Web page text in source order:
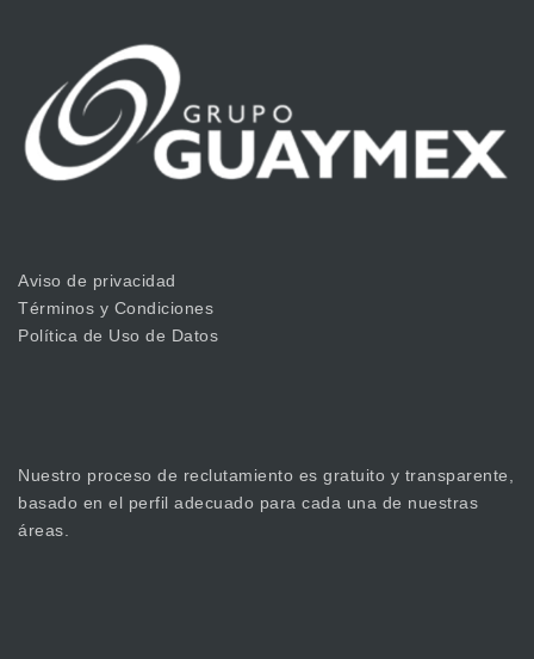
Aviso de privacidad
Términos y Condiciones
Política de Uso de Datos
Nuestro proceso de reclutamiento es gratuito y transparente,
basado en el perfil adecuado para cada una de nuestras
áreas.